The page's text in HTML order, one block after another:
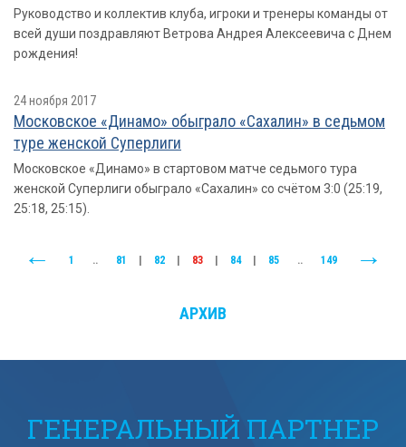
Руководство и коллектив клуба, игроки и тренеры команды от
всей души поздравляют Ветрова Андрея Алексеевича с Днем
рождения!
24 ноября 2017
Московское «Динамо» обыграло «Сахалин» в седьмом
туре женской Суперлиги
Московское «Динамо» в стартовом матче седьмого тура
женской Суперлиги обыграло «Сахалин» со счётом 3:0 (25:19,
25:18, 25:15).
1 .. 81 82 83 84 85 .. 149
АРХИВ
ГЕНЕРАЛЬНЫЙ ПАРТНЕР